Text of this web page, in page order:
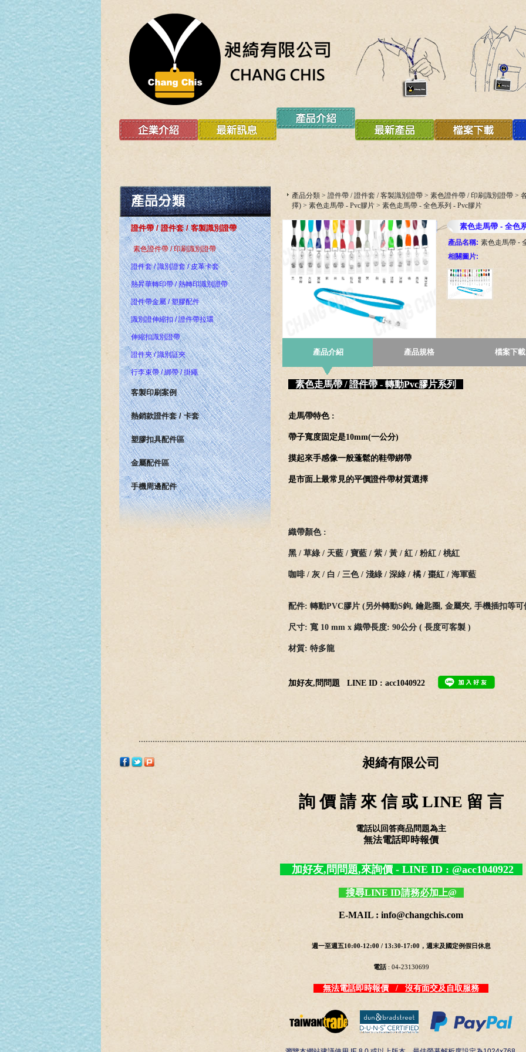
證件帶 / 證件套 / 客製識別證帶
素色證件帶 / 印刷識別證帶
證件套 / 識別證套 / 皮革卡套
熱昇華轉印帶 / 熱轉印識別證帶
證件帶金屬 / 塑膠配件
識別證伸縮扣 / 證件帶拉環
伸縮扣識別證帶
證件夾 / 識別証夾
行李束帶 / 綁帶 / 掛繩
客製印刷案例
熱銷款證件套 / 卡套
塑膠扣具配件區
金屬配件區
手機周邊配件
產品分類 > 證件帶 / 證件套 / 客製識別證帶 > 素色證件帶 / 印刷識別證帶 >
擇) > 素色走馬帶 - Pvc膠片 > 素色走馬帶 - 全色系列 - Pvc膠片
素色走馬帶 - 全色
產品名稱: 素色走馬帶 -
相關圖片:
產品介紹 產品規格 檔案下載
素色走馬帶 / 證件帶 - 轉動Pvc膠片系列
走馬帶特色 :
帶子寬度固定是10mm(一公分)
摸起來手感像一般蓬鬆的鞋帶綁帶
是市面上最常見的平價證件帶材質選擇
織帶顏色 :
黑 / 草綠 / 天藍 / 寶藍 / 紫 / 黃 / 紅 / 粉紅 / 桃紅
咖啡 / 灰 / 白 / 三色 / 淺綠 / 深綠 / 橘 / 棗紅 / 海軍藍
配件: 轉動PVC膠片 (另外轉動S鉤, 鑰匙圈, 金屬夾, 手機插扣等可
尺寸: 寬 10 mm x 織帶長度: 90公分 ( 長度可客製 )
材質: 特多龍
加好友,問問題 LINE ID : acc1040922
昶綺有限公司
詢 價 請 來 信 或 LINE 留 言
電話以回答商品問題為主
無法電話即時報價
加好友,問問題,來詢價 - LINE ID : @acc1040922
搜尋LINE ID請務必加上@
E-MAIL : info@changchis.com
週一至週五10:00-12:00 / 13:30-17:00，週末及國定例假日休息
電話 : 04-23130699
無法電話即時報價 / 沒有面交及自取服務